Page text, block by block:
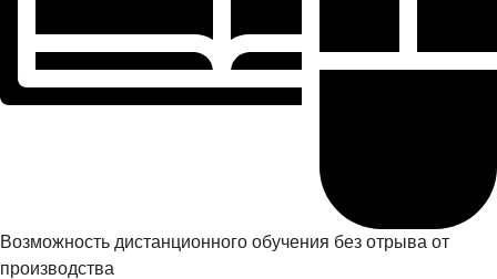
Возможность дистанционного обучения без отрыва от
производства